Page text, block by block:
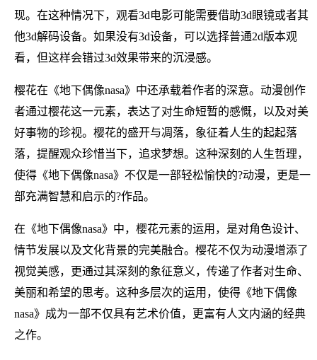
现。在这种情况下，观看3d电影可能需要借助3d眼镜或者其
他3d解码设备。如果没有3d设备，可以选择普通2d版本观
看，但这样会错过3d效果带来的沉浸感。
樱花在《地下偶像nasa》中还承载着作者的深意。动漫创作
者通过樱花这一元素，表达了对生命短暂的感慨，以及对美
好事物的珍视。樱花的盛开与凋落，象征着人生的起起落
落，提醒观众珍惜当下，追求梦想。这种深刻的人生哲理，
使得《地下偶像nasa》不仅是一部轻松愉快的?动漫，更是一
部充满智慧和启示的?作品。
在《地下偶像nasa》中，樱花元素的运用，是对角色设计、
情节发展以及文化背景的完美融合。樱花不仅为动漫增添了
视觉美感，更通过其深刻的象征意义，传递了作者对生命、
美丽和希望的思考。这种多层次的运用，使得《地下偶像
nasa》成为一部不仅具有艺术价值，更富有人文内涵的经典
之作。